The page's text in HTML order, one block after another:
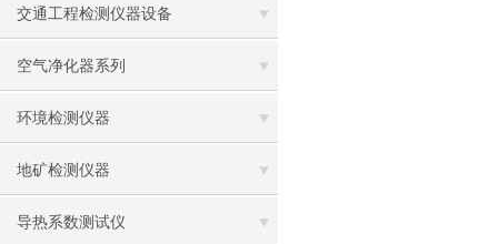
交通工程检测仪器设备
空气净化器系列
环境检测仪器
地矿检测仪器
导热系数测试仪